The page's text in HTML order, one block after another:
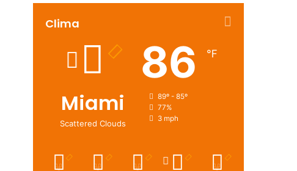
Clima
Miami
Scattered Clouds
86 ℉
89º - 85º
77%
3 mph